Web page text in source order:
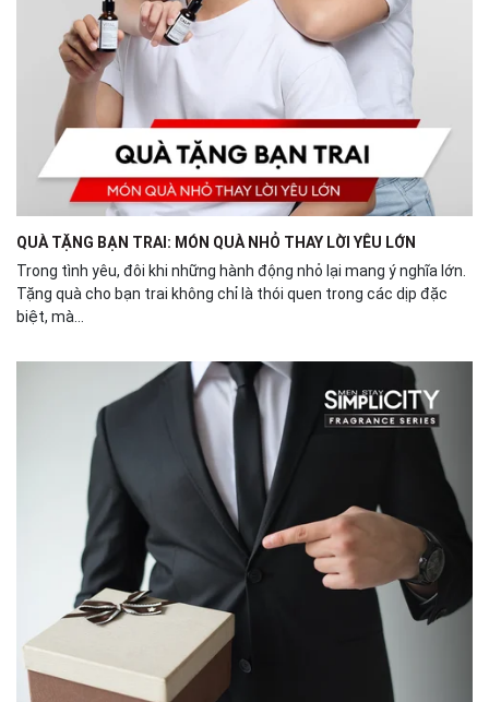
QUÀ TẶNG BẠN TRAI: MÓN QUÀ NHỎ THAY LỜI YÊU LỚN
Trong tình yêu, đôi khi những hành động nhỏ lại mang ý nghĩa lớn.
Tặng quà cho bạn trai không chỉ là thói quen trong các dịp đặc
biệt, mà...